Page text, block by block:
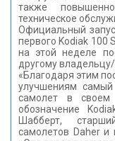
также
техническое
Официальный
первого Kodiak 100
на этой неделе
другому владельцу/
«Благодаря этим
улучшениям
самолет в
обозначение
Шабберт,
самолетов Daher и